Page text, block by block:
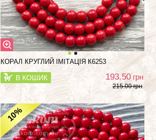
КОРАЛ КРУГЛИЙ ІМІТАЦІЯ К6253
В КОШИК 193.50 грн
215.00 грн
10%